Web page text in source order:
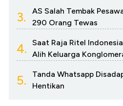
3.
AS Salah Tembak
290 Orang Tewas
4.
Saat Raja Ritel
Alih Keluarga
5.
Tanda Whatsapp
Hentikan